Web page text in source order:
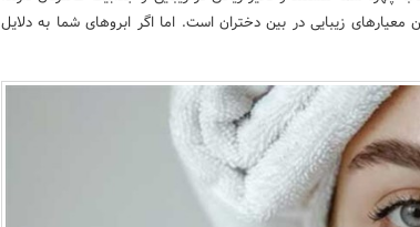
زیبایی در بین دختران است. اما اگر ابروهای شما به دلایل